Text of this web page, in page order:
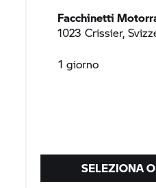
SELEZIONA
Facchinetti
1023 Crissier,
1 giorno